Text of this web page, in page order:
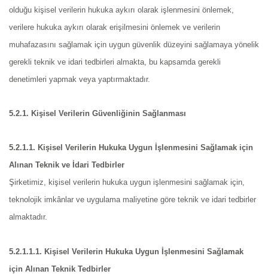
olduğu kişisel verilerin hukuka aykırı olarak işlenmesini önlemek,
verilere hukuka aykırı olarak erişilmesini önlemek ve verilerin
muhafazasını sağlamak için uygun güvenlik düzeyini sağlamaya yönelik
gerekli teknik ve idari tedbirleri almakta, bu kapsamda gerekli
denetimleri yapmak veya yaptırmaktadır.
5.2.1. Kişisel Verilerin Güvenliğinin Sağlanması
5.2.1.1. Kişisel Verilerin Hukuka Uygun İşlenmesini Sağlamak için
Alınan Teknik ve İdari Tedbirler
Şirketimiz, kişisel verilerin hukuka uygun işlenmesini sağlamak için,
teknolojik imkânlar ve uygulama maliyetine göre teknik ve idari tedbirler
almaktadır.
5.2.1.1.1. Kişisel Verilerin Hukuka Uygun İşlenmesini Sağlamak
için Alınan Teknik Tedbirler